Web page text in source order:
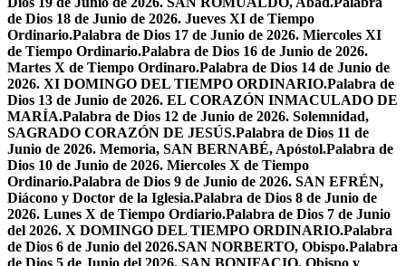
de Dios 18 de Junio de 2026. Jueves XI de Tiempo
Ordinario.Palabra de Dios 17 de Junio de 2026. Miercoles XI
de Tiempo Ordinario.Palabra de Dios 16 de Junio de 2026.
Martes X de Tiempo Ordinaro.Palabra de Dios 14 de Junio de
2026. XI DOMINGO DEL TIEMPO ORDINARIO.Palabra de
Dios 13 de Junio de 2026. EL CORAZÓN INMACULADO DE
MARÍA.Palabra de Dios 12 de Junio de 2026. Solemnidad,
SAGRADO CORAZÓN DE JESÚS.Palabra de Dios 11 de
Junio de 2026. Memoria, SAN BERNABÉ, Apóstol.Palabra de
Dios 10 de Junio de 2026. Miercoles X de Tiempo
Ordinario.Palabra de Dios 9 de Junio de 2026. SAN EFRÉN,
Diácono y Doctor de la Iglesia.Palabra de Dios 8 de Junio de
2026. Lunes X de Tiempo Ordiario.Palabra de Dios 7 de Junio
del 2026. X DOMINGO DEL TIEMPO ORDINARIO.Palabra
de Dios 6 de Junio del 2026.SAN NORBERTO, Obispo.Palabra